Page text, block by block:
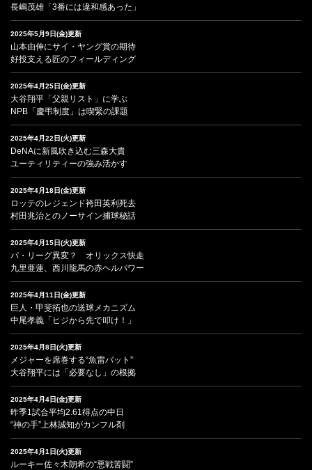
長嶋茂雄「3番には違和感あった」
2025年5月9日(金)更新
山本由伸にサイ・ヤング賞の期待
好投支える匠のフィールディング
2025年4月25日(金)更新
大谷翔平「父親リスト」に学ぶ
NPB「慶弔制度」は喫緊の課題
2025年4月22日(火)更新
DeNAに新風吹き込む三森大貴
ユーティリティーの強み活かす
2025年4月18日(金)更新
ロッテのレジェンド袴田英利死去
村田兆治とのノーサイン捕球秘話
2025年4月15日(火)更新
パ・リーグ異変？ オリックス快走
九里亜蓮、西川龍馬の赤ヘルパワー
2025年4月11日(金)更新
巨人・甲斐拓也の送球メカニズム
中尾孝義「ヒジから先で叩け！」
2025年4月8日(火)更新
メジャーを席巻する“魚雷バット”
大谷翔平には「必要なし」の根拠
2025年4月4日(金)更新
昨季1試合平均2.61得点の中日
“神の手”上林誠知がカンフル剤
2025年4月1日(火)更新
ルーキー佐々木朗希の“悪戦苦闘”